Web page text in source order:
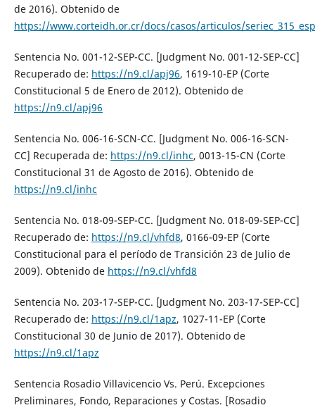
de 2016). Obtenido de
https://www.corteidh.or.cr/docs/casos/articulos/
Sentencia No. 001-12-SEP-CC. [Judgment No. 001-12-SEP-CC]
Recuperado de: https://n9.cl/apj96, 1619-10-EP (Corte
Constitucional 5 de Enero de 2012). Obtenido de
https://n9.cl/apj96
Sentencia No. 006-16-SCN-CC. [Judgment No. 006-16-SCN-
CC] Recuperada de: https://n9.cl/inhc, 0013-15-CN (Corte
Constitucional 31 de Agosto de 2016). Obtenido de
https://n9.cl/inhc
Sentencia No. 018-09-SEP-CC. [Judgment No. 018-09-SEP-CC]
Recuperado de: https://n9.cl/vhfd8, 0166-09-EP (Corte
Constitucional para el período de Transición 23 de Julio de
2009). Obtenido de https://n9.cl/vhfd8
Sentencia No. 203-17-SEP-CC. [Judgment No. 203-17-SEP-CC]
Recuperado de: https://n9.cl/1apz, 1027-11-EP (Corte
Constitucional 30 de Junio de 2017). Obtenido de
https://n9.cl/1apz
Sentencia Rosadio Villavicencio Vs. Perú. Excepciones
Preliminares, Fondo, Reparaciones y Costas. [Rosadio